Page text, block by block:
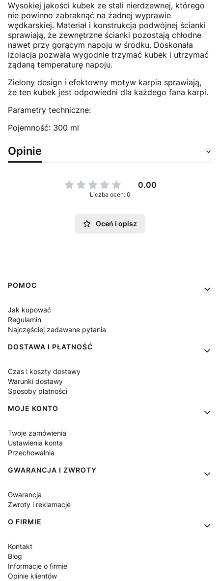
Wysokiej jakości kubek ze stali nierdzewnej, którego
nie powinno zabraknąć na żadnej wyprawie
wędkarskiej. Materiał i konstrukcja podwójnej ścianki
sprawiają, że zewnętrzne ścianki pozostają chłodne
nawet przy gorącym napoju w środku. Doskonała
izolacja pozwala wygodnie trzymać kubek i utrzymać
żądaną temperaturę napoju.
Zielony design i efektowny motyw karpia sprawiają,
że ten kubek jest odpowiedni dla każdego fana karpi.
Parametry techniczne:
Pojemność: 300 ml
Opinie
0.00
Liczba ocen: 0
Oceń i opisz
Linki w stopce
POMOC
Jak kupować
Regulamin
Najczęściej zadawane pytania
DOSTAWA I PŁATNOŚĆ
Czas i koszty dostawy
Warunki dostawy
Sposoby płatności
MOJE KONTO
Twoje zamówienia
Ustawienia konta
Przechowalnia
GWARANCJA I ZWROTY
Gwarancja
Zwroty i reklamacje
O FIRMIE
Kontakt
Blog
Informacje o firmie
Opinie klientów